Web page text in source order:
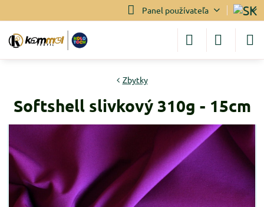
Panel používateľa
Zbytky
Softshell slivkový 310g - 15cm